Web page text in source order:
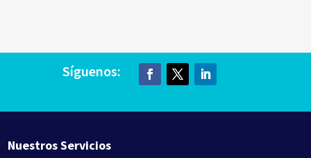
Síguenos:
Nuestros Servicios